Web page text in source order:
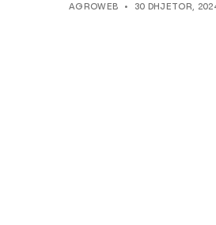
AGROWEB 30 DHJETOR,